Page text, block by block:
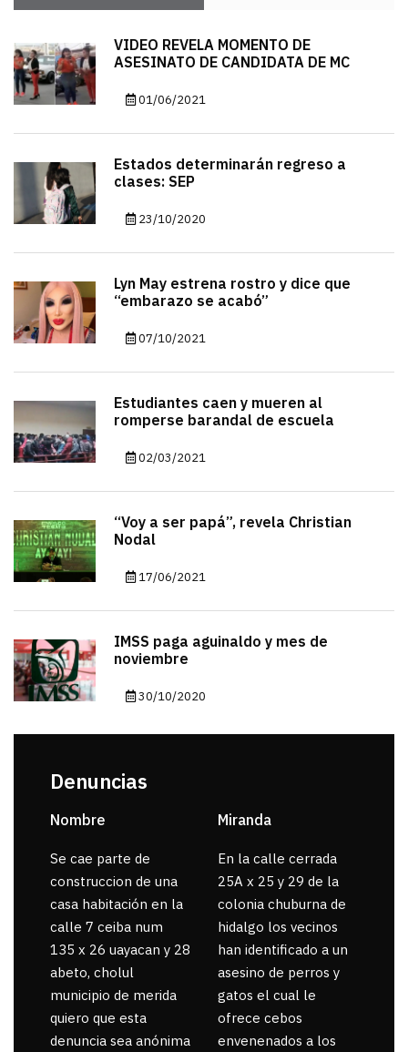
VIDEO REVELA MOMENTO DE
ASESINATO DE CANDIDATA DE MC
01/06/2021
Estados determinarán regreso a
clases: SEP
23/10/2020
Lyn May estrena rostro y dice que
“embarazo se acabó”
07/10/2021
Estudiantes caen y mueren al
romperse barandal de escuela
02/03/2021
“Voy a ser papá”, revela Christian
Nodal
17/06/2021
IMSS paga aguinaldo y mes de
noviembre
30/10/2020
Denuncias
Nombre
Se cae parte de
construccion de una
casa habitación en la
calle 7 ceiba num
135 x 26 uayacan y 28
abeto, cholul
municipio de merida
quiero que esta
denuncia sea anónima
Miranda
En la calle cerrada
25A x 25 y 29 de la
colonia chuburna de
hidalgo los vecinos
han identificado a un
asesino de perros y
gatos el cual le
ofrece cebos
envenenados a los